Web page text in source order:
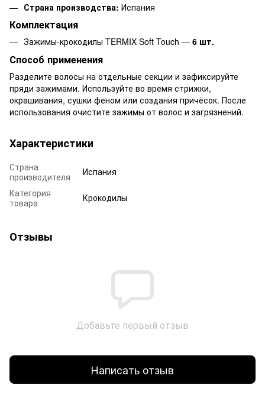
Страна производства: Испания
Комплектация
Зажимы-крокодилы TERMIX Soft Touch — 6 шт.
Способ применения
Разделите волосы на отдельные секции и зафиксируйте
пряди зажимами. Используйте во время стрижки,
окрашивания, сушки феном или создания причёсок. После
использования очистите зажимы от волос и загрязнений.
Характеристики
Страна
производителя
Испания
Категория
товара
Крокодилы
Отзывы
Добавьте первый отзыв
Написать отзыв